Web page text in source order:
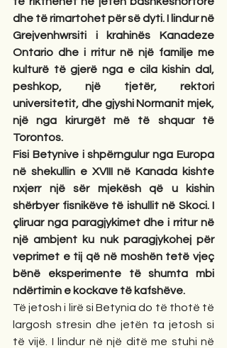
dhe të rimartohet për së dyti. I lindur në
Grejvenhwrsiti i krahinës Kanadeze
Ontario dhe i rritur në një familje me
kulturë të gjerë nga e cila kishin dal,
peshkop, një tjetër, rektori
universitetit, dhe gjyshi Normanit mjek,
një nga kirurgët më të shquar të
Torontos.
Fisi Betynive i shpërngulur nga Europa
në shekullin e XVIII në Kanada kishte
nxjerr një sër mjekësh që u kishin
shërbyer fisnikëve të ishullit në Skoci. I
çliruar nga paragjykimet dhe i rritur në
një ambjent ku nuk paragjykohej për
veprimet e tij që në moshën tetë vjeç
bënë eksperimente të shumta mbi
ndërtimin e kockave të kafshëve.
Të jetosh i lirë si Betynia do të thotë të
largosh stresin dhe jetën ta jetosh si
të vijë. I lindur në një ditë me stuhi në